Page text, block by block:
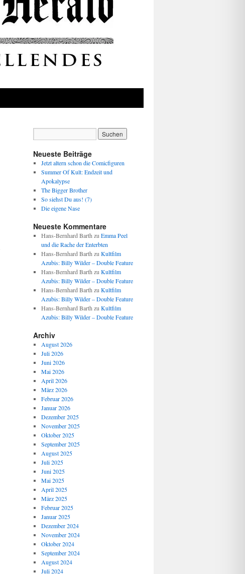
Neueste Beiträge
Jetzt altern schon die Comicfiguren
Summer Of Kult: Endzeit und
Apokalypse
The Bigger Brother
So siehst Du aus! (7)
Die eigene Nase
Neueste Kommentare
Hans-Bernhard Barth zu Emma Peel
und die Rache der Enterbten
Hans-Bernhard Barth zu Kultfilm
Azubis: Billy Wilder – Double Feature
Hans-Bernhard Barth zu Kultfilm
Azubis: Billy Wilder – Double Feature
Hans-Bernhard Barth zu Kultfilm
Azubis: Billy Wilder – Double Feature
Hans-Bernhard Barth zu Kultfilm
Azubis: Billy Wilder – Double Feature
Archiv
August 2026
Juli 2026
Juni 2026
Mai 2026
April 2026
März 2026
Februar 2026
Januar 2026
Dezember 2025
November 2025
Oktober 2025
September 2025
August 2025
Juli 2025
Juni 2025
Mai 2025
April 2025
März 2025
Februar 2025
Januar 2025
Dezember 2024
November 2024
Oktober 2024
September 2024
August 2024
Juli 2024